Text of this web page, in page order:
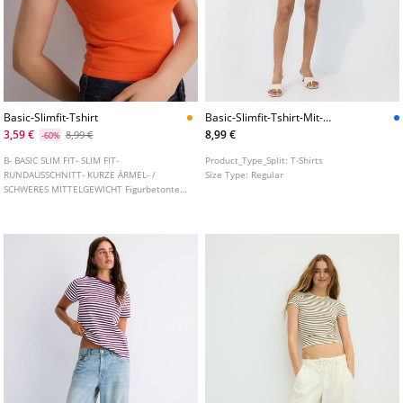
Basic-Slimfit-Tshirt
3,59 €
-60% 8,99 €
B- BASIC SLIM FIT- SLIM FIT-
RUNDAUSSCHNITT- KURZE ÄRMEL- /
SCHWERES MITTELGEWICHT Figurbetontes
erhältlich.
Basic-Slimfit-Tshirt-Mit-
Streifen
8,99 €
Product_Type_Split:T-Shirts
Size Type: Regular